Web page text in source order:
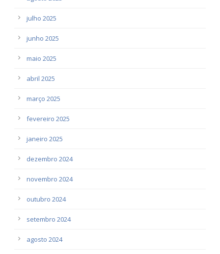
julho 2025
junho 2025
maio 2025
abril 2025
março 2025
fevereiro 2025
janeiro 2025
dezembro 2024
novembro 2024
outubro 2024
setembro 2024
agosto 2024